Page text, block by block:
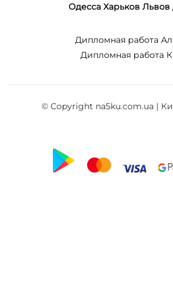
Одесса Харьков Львов
Дипломная работа
Дипломная работа
© Copyright na5ku.com.ua |